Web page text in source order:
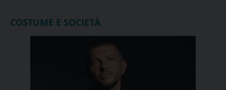
COSTUME E SOCIETÀ